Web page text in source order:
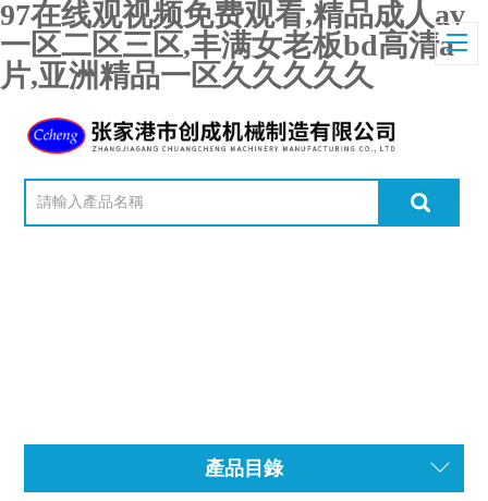
97在线观视频免费观看,精品成人av
一区二区三区,丰满女老板bd高清a
片,亚洲精品一区久久久久久
產品目錄